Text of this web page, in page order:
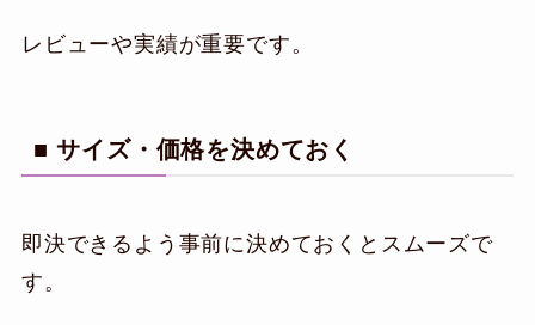
レビューや実績が重要です。
■ サイズ・価格を決めておく
即決できるよう事前に決めておくとスムーズで
す。